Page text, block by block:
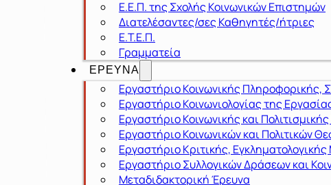
Ε.Ε.Π. της Σχολής Κοινωνικών Επιστημών
Διατελέσαντες/σες Καθηγητές/ήτριες
Ε.Τ.Ε.Π.
Γραμματεία
ΕΡΕΥΝΑ
Εργαστήριο Κοινωνικής Πληροφορικής,
Εργαστήριο Κοινωνιολογίας της
Εργαστήριο Κοινωνικής και
Εργαστήριο Κοινωνικών και Πολιτικών
Εργαστήριο Κριτικής,
Εργαστήριο Συλλογικών Δράσεων και
Μεταδιδακτορική Έρευνα